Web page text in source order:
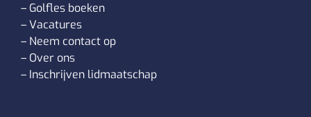
– Golfles boeken
–Vacatures
– Neem contact op
– Over ons
– Inschrijven lidmaatschap